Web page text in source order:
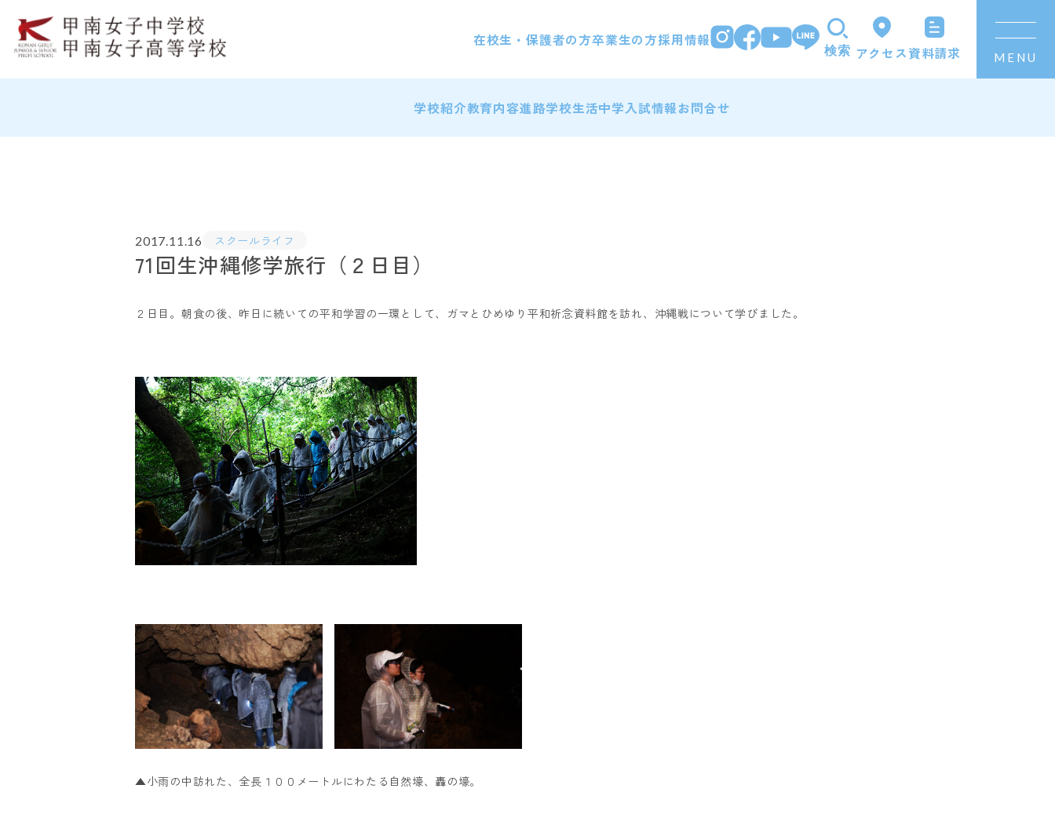
在校生・保護者の方卒業生の方採用情報
検索 アクセス資料請求 MENU
学校紹介教育内容進路学校生活中学入試情報お問合せ
2017.11.16 スクールライフ
71回生沖縄修学旅行（２日目）
２日目。朝食の後、昨日に続いての平和学習の一環として、ガマとひめゆり平和祈念資料館を訪れ、沖縄戦について学びました。
▲小雨の中訪れた、全長１００メートルにわたる自然壕、轟の壕。